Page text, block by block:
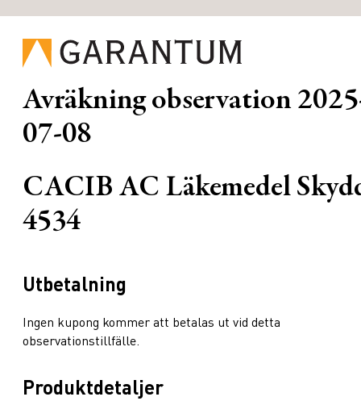
Avräkning observation
07-08
CACIB AC Läkemedel
4534
Utbetalning
Ingen kupong kommer att betalas ut vid detta
observationstillfälle.
Produktdetaljer